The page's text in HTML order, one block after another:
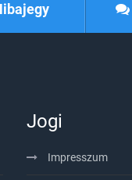
Jogi
Impresszum